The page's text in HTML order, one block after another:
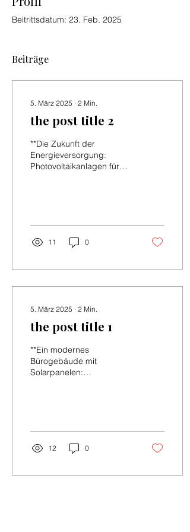
Beitrittsdatum: 23. Feb. 2025
Beiträge
5. März 2025 ∙ 2 Min.
the post title 2
**Die Zukunft der
Energieversorgung:
Photovoltaikanlagen für
11 0
5. März 2025 ∙ 2 Min.
the post title 1
**Ein modernes
Bürogebäude mit
Solarpanelen:
12 0